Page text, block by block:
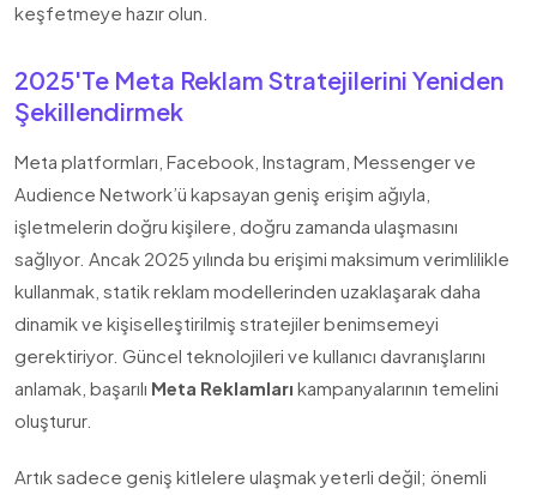
keşfetmeye hazır olun.
2025'te Meta Reklam Stratejilerini Yeniden
Şekillendirmek
Meta platformları, Facebook, Instagram, Messenger ve
Audience Network’ü kapsayan geniş erişim ağıyla,
işletmelerin doğru kişilere, doğru zamanda ulaşmasını
sağlıyor. Ancak 2025 yılında bu erişimi maksimum verimlilikle
kullanmak, statik reklam modellerinden uzaklaşarak daha
dinamik ve kişiselleştirilmiş stratejiler benimsemeyi
gerektiriyor. Güncel teknolojileri ve kullanıcı davranışlarını
anlamak, başarılı Meta Reklamları kampanyalarının temelini
oluşturur.
Artık sadece geniş kitlelere ulaşmak yeterli değil; önemli